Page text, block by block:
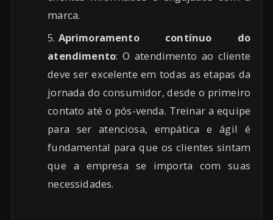
marca.
Aprimoramento contínuo do
atendimento: O atendimento ao cliente
deve ser excelente em todas as etapas da
jornada do consumidor, desde o primeiro
contato até o pós-venda. Treinar a equipe
para ser atenciosa, empática e ágil é
fundamental para que os clientes sintam
que a empresa se importa com suas
necessidades.